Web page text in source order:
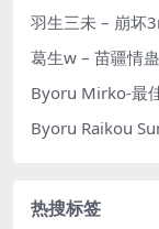
羽生三未 – 崩坏
葛生w – 苗疆情
Byoru Mirko-最
Byoru Raikou
热搜标签